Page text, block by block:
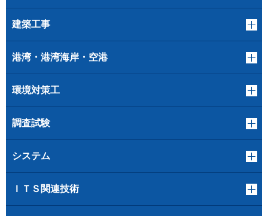
建築工事
港湾・港湾海岸・空港
環境対策工
調査試験
システム
ＩＴＳ関連技術